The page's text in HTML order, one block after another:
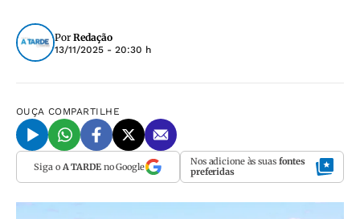
Por Redação
13/11/2025 - 20:30 h
OUÇA COMPARTILHE
Siga o A TARDEno Google Nos adicione às suas fontes
preferidas